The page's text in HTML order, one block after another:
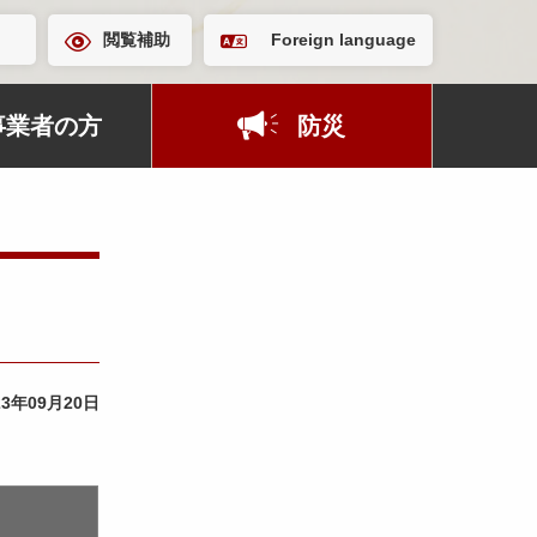
閲覧補助 Foreign language
業者の方 防災
年09月20日